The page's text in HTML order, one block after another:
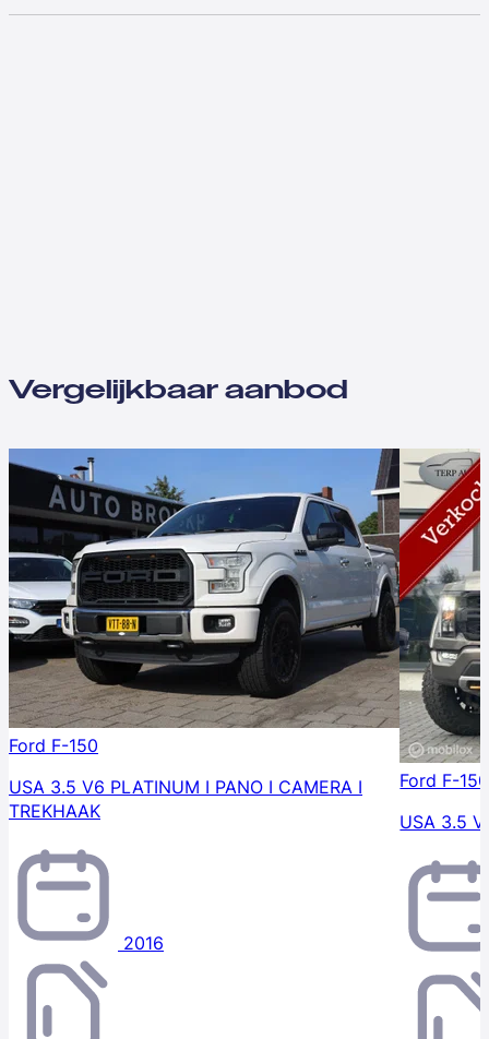
Vergelijkbaar aanbod
Ford F-150
USA 3.5 V6 PLATINUM I PANO I CAMERA I
TREKHAAK
2016
Ford F-150
USA 3.5